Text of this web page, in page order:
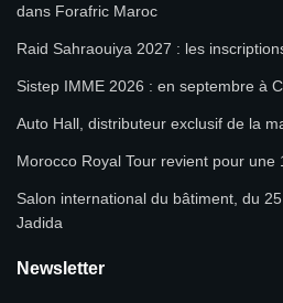
dans Forafric Maroc
Raid Sahraouiya 2027 : les
Sistep IMME 2026 : en septembre à
Auto Hall, distributeur exclusif de la
Morocco Royal Tour revient pour
Salon international du bâtiment, du
Jadida
Newsletter